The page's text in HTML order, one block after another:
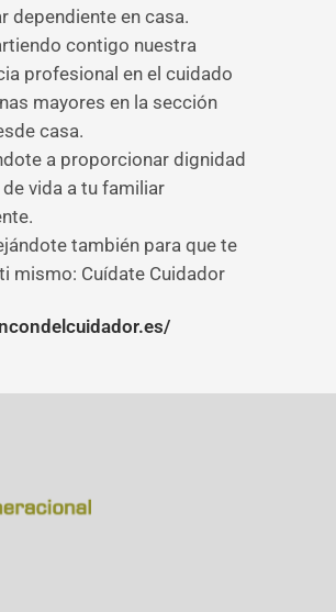
dependiente en casa.
contigo nuestra
profesional en el cuidado
mayores en la sección
casa.
a proporcionar dignidad
vida a tu familiar
también para que te
mismo: Cuídate Cuidador